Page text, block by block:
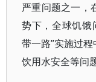
严重问题之一，
势下，全球饥饿
带一路”实施过
饮用水安全等问